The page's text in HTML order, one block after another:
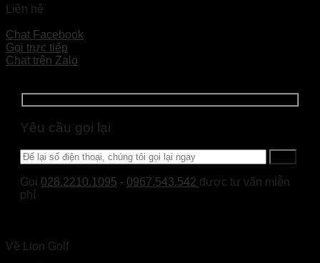
Liên hệ
Chat Facebook
Gọi trực tiếp
Chat trên Zalo
Yêu cầu gọi lại
Gọi 028.2210.1095 - 0967.543.542 được tư vấn miễn
phí
Về Lion Golf